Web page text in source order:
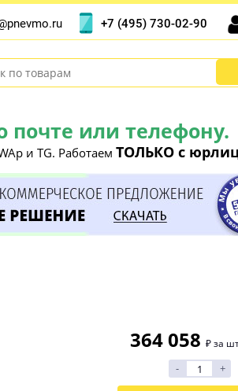
или телефону.
и TG. Работаем ТОЛЬКО с
+7 (495) 730-02-90
364 058 ₽ за
- +